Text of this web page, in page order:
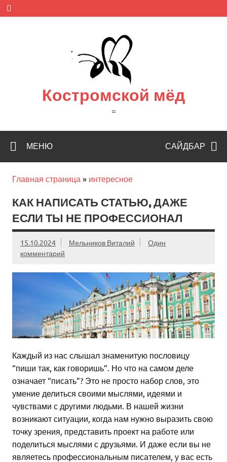
Skip
content
Костромской мёд
=
САЙДБАР
МЕНЮ
Главная страница » интересное
КАК НАПИСАТЬ СТАТЬЮ, ДАЖЕ
ЕСЛИ ТЫ НЕ ПРОФЕССИОНАЛ
15.10.2024 Мельников Виталий
Один
комментарий
Каждый из нас слышал знаменитую пословицу
“пиши так, как говоришь”. Но что на самом деле
означает “писать”? Это не просто набор слов, это
умение делиться своими мыслями, идеями и
чувствами с другими людьми. В нашей жизни
возникают ситуации, когда нам нужно выразить свою
точку зрения, представить проект на работе или
поделиться мыслями с друзьями. И даже если вы не
являетесь профессиональным писателем, у вас есть